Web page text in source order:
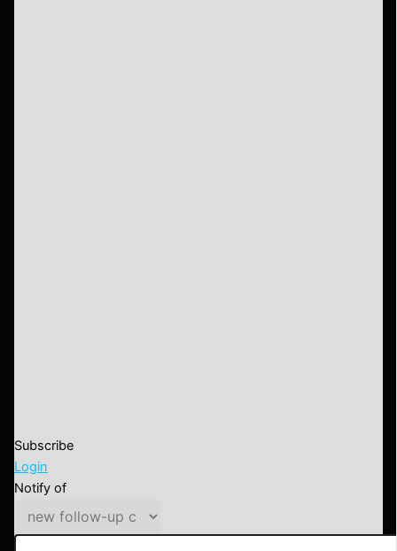
Subscribe
Login
Notify of